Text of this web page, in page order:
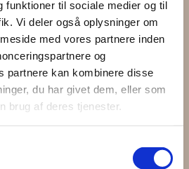
funktioner til sociale medier og til
Vi deler også oplysninger om
med vores partnere inden
og
partnere kan kombinere disse
du har givet dem, eller som
brug af deres tjenester.
/ HÅRNÅLE |